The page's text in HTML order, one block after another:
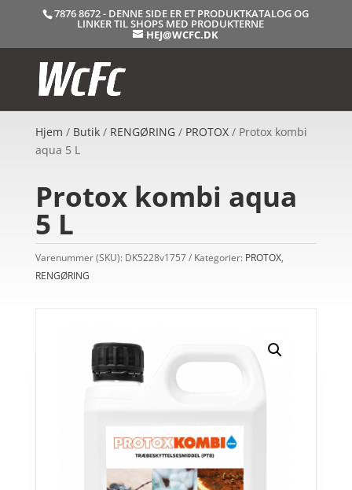
7876 8672 - DENNE SIDE ER ET PRODUKTKATALOG OG
LINKER TIL SHOPS MED PRODUKTERNE
HEJ@WCFC.DK
Hjem / Butik/ RENGØRING/ PROTOX/ Protox kombi
aqua 5 L
Protox kombi aqua
5 L
Varenummer (SKU): DK5228v1757 Kategorier: PROTOX,
RENGØRING